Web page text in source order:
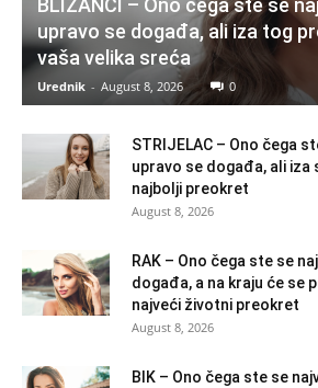
BLIZANCI – Ono čega ste se
upravo se događa, ali iza tog
vaša velika sreća
Urednik - August 8, 2026 0
STRIJELAC – Ono čega
upravo se događa, ali iza
najbolji preokret
August 8, 2026
RAK – Ono čega ste se
događa, a na kraju će se
najveći životni preokret
August 8, 2026
BIK – Ono čega ste se